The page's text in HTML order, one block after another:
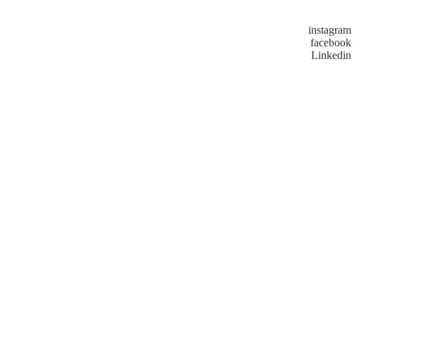
instagram
facebook
Linkedin